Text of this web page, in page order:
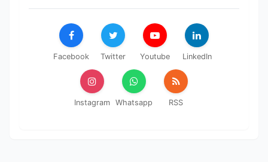
Facebook Twitter Youtube LinkedIn
Instagram Whatsapp RSS